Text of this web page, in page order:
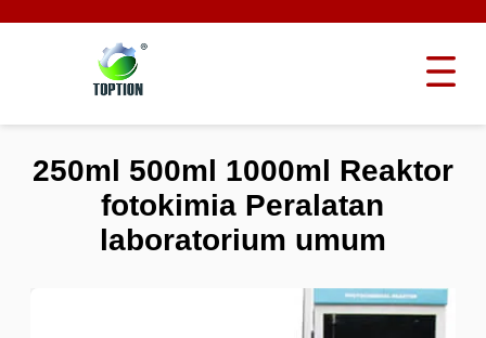
250ml 500ml 1000ml Reaktor
fotokimia Peralatan
laboratorium umum